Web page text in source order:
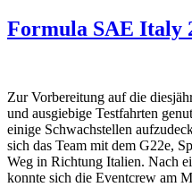
Formula SAE Italy
Zur Vorbereitung auf die
und ausgiebige Testfahrten
einige Schwachstellen
sich das Team mit dem G22e,
Weg in Richtung Italien. Nach
konnte sich die Eventcrew am